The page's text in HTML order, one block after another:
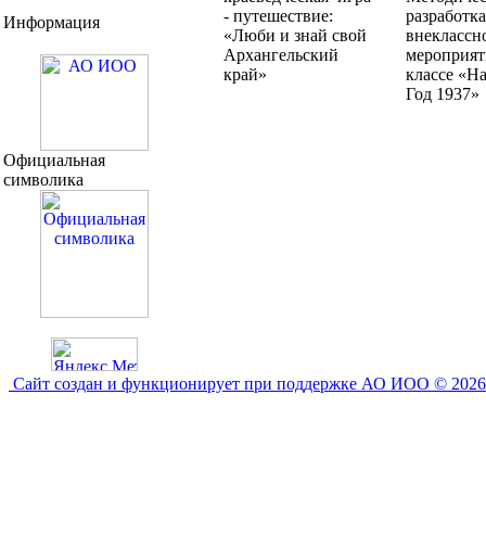
Информация
Официальная
символика
- путешествие:
«Люби и знай свой
Архангельский
край»
разработка
классе
Год 1937»
Сайт создан и функционирует при поддержке АО ИОО © 2026